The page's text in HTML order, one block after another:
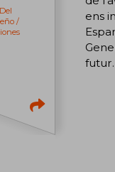
/
ens
futur.